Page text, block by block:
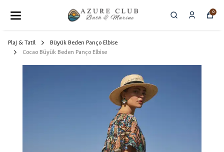
0
Plaj & Tatil
Büyük Beden Panço Elbise
Cocao Büyük Beden Panço Elbise